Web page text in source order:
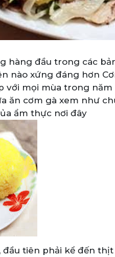
hàng đầu trong các
nào xứng đáng hơn
mọi mùa trong năm
ăn cơm gà xem như
ẩm thực nơi đây
tiên phải kể đến thịt